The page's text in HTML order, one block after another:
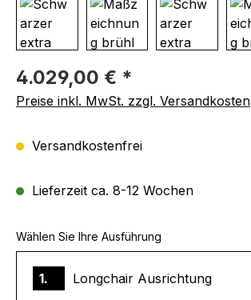
Regulärer Preis:
4.029,00 € *
Preise inkl. MwSt. zzgl. Versandkosten
Versandkostenfrei
Lieferzeit ca. 8-12 Wochen
Wählen Sie Ihre Ausführung
1. Longchair Ausrichtung